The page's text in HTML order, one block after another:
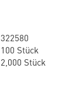
322580
100 Stück
2,000 Stück